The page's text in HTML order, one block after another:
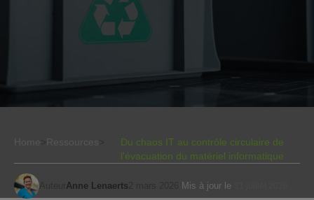
Du chaos IT au contrôle circulaire de
l'évacuation du matériel informatique
Anne Lenaerts Mis à jour le